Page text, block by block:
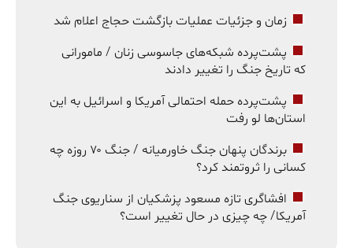
زمان و جزئیات عملیات بازگشت حجاج اعلام شد
پشت‌پرده شبکه‌های جاسوسی زنان / مامورانی
که تاریخ جنگ را تغییر دادند
پشت‌پرده حمله احتمالی آمریکا و اسرائیل به این
استان‌ها لو رفت
برندگان پنهان جنگ خاورمیانه / جنگ ۷۰ روزه چه
کسانی را ثروتمند کرد؟
افشاگری تازه مسعود پزشکیان از سناریوی جنگ
آمریکا/ چه چیزی در حال تغییر است؟